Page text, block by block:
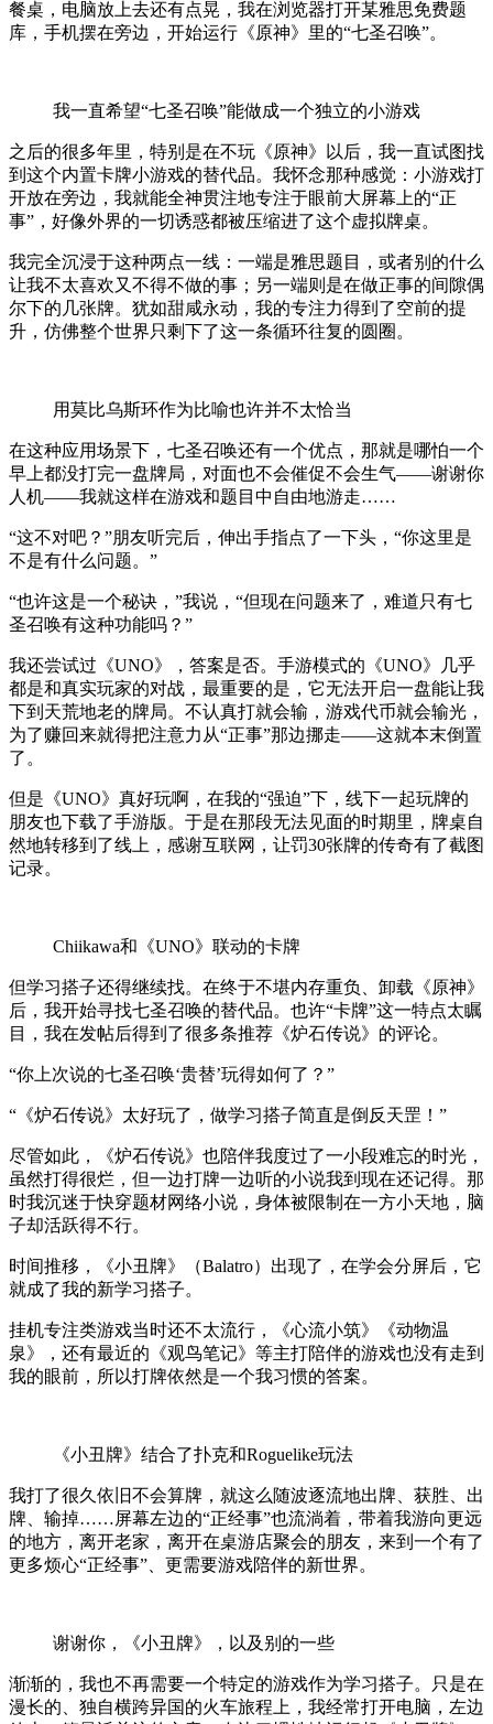
餐桌，电脑放上去还有点晃，我在浏览器打开某雅思免费题
库，手机摆在旁边，开始运行《原神》里的“七圣召唤”。
我一直希望“七圣召唤”能做成一个独立的小游戏
之后的很多年里，特别是在不玩《原神》以后，我一直试图找
到这个内置卡牌小游戏的替代品。我怀念那种感觉：小游戏打
开放在旁边，我就能全神贯注地专注于眼前大屏幕上的“正
事”，好像外界的一切诱惑都被压缩进了这个虚拟牌桌。
我完全沉浸于这种两点一线：一端是雅思题目，或者别的什么
让我不太喜欢又不得不做的事；另一端则是在做正事的间隙偶
尔下的几张牌。犹如甜咸永动，我的专注力得到了空前的提
升，仿佛整个世界只剩下了这一条循环往复的圆圈。
用莫比乌斯环作为比喻也许并不太恰当
在这种应用场景下，七圣召唤还有一个优点，那就是哪怕一个
早上都没打完一盘牌局，对面也不会催促不会生气——谢谢你
人机——我就这样在游戏和题目中自由地游走……
“这不对吧？”朋友听完后，伸出手指点了一下头，“你这里是
不是有什么问题。”
“也许这是一个秘诀，”我说，“但现在问题来了，难道只有七
圣召唤有这种功能吗？”
我还尝试过《UNO》，答案是否。手游模式的《UNO》几乎
都是和真实玩家的对战，最重要的是，它无法开启一盘能让我
下到天荒地老的牌局。不认真打就会输，游戏代币就会输光，
为了赚回来就得把注意力从“正事”那边挪走——这就本末倒置
了。
但是《UNO》真好玩啊，在我的“强迫”下，线下一起玩牌的
朋友也下载了手游版。于是在那段无法见面的时期里，牌桌自
然地转移到了线上，感谢互联网，让罚30张牌的传奇有了截图
记录。
Chiikawa和《UNO》联动的卡牌
但学习搭子还得继续找。在终于不堪内存重负、卸载《原神》
后，我开始寻找七圣召唤的替代品。也许“卡牌”这一特点太瞩
目，我在发帖后得到了很多条推荐《炉石传说》的评论。
“你上次说的七圣召唤‘贵替’玩得如何了？”
“《炉石传说》太好玩了，做学习搭子简直是倒反天罡！”
尽管如此，《炉石传说》也陪伴我度过了一小段难忘的时光，
虽然打得很烂，但一边打牌一边听的小说我到现在还记得。那
时我沉迷于快穿题材网络小说，身体被限制在一方小天地，脑
子却活跃得不行。
时间推移，《小丑牌》（Balatro）出现了，在学会分屏后，它
就成了我的新学习搭子。
挂机专注类游戏当时还不太流行，《心流小筑》《动物温
泉》，还有最近的《观鸟笔记》等主打陪伴的游戏也没有走到
我的眼前，所以打牌依然是一个我习惯的答案。
《小丑牌》结合了扑克和Roguelike玩法
我打了很久依旧不会算牌，就这么随波逐流地出牌、获胜、出
牌、输掉……屏幕左边的“正经事”也流淌着，带着我游向更远
的地方，离开老家，离开在桌游店聚会的朋友，来到一个有了
更多烦心“正经事”、更需要游戏陪伴的新世界。
谢谢你，《小丑牌》，以及别的一些
渐渐的，我也不再需要一个特定的游戏作为学习搭子。只是在
漫长的、独自横跨异国的火车旅程上，我经常打开电脑，左边